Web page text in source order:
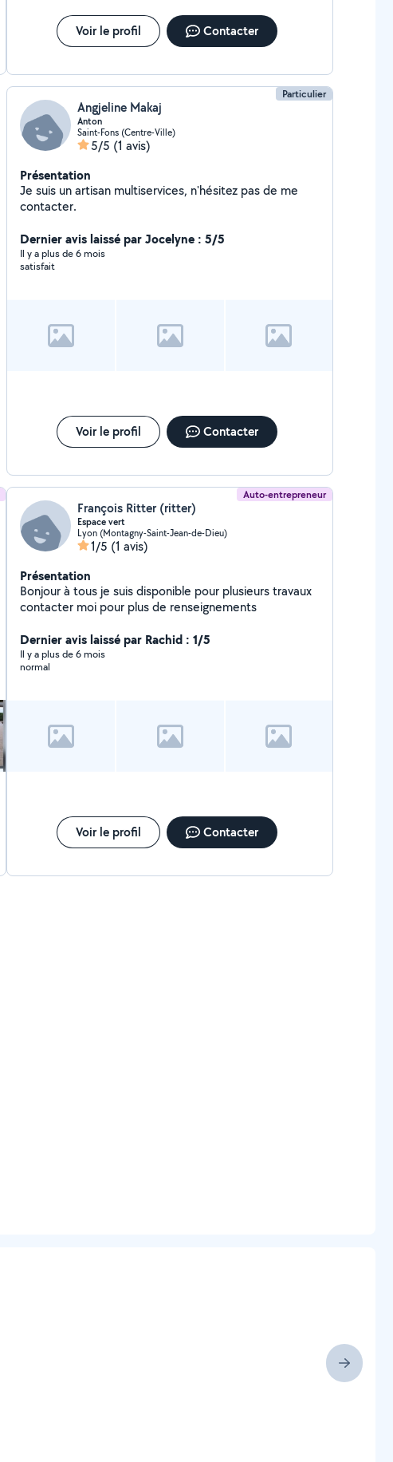
Voir le profil Contacter
Particulier
Angjeline Makaj
Anton
Saint-Fons (Centre-Ville)
5/5 (1 avis)
Présentation
Je suis un artisan multiservices, n'hésitez pas de me
contacter.
Dernier avis laissé par Jocelyne : 5/5
Il y a plus de 6 mois
satisfait
Voir le profil Contacter
Auto-entrepreneur
François Ritter (ritter)
Espace vert
Lyon (Montagny-Saint-Jean-de-Dieu)
1/5 (1 avis)
Présentation
Bonjour à tous je suis disponible pour plusieurs travaux
contacter moi pour plus de renseignements
Dernier avis laissé par Rachid : 1/5
Il y a plus de 6 mois
normal
Voir le profil Contacter